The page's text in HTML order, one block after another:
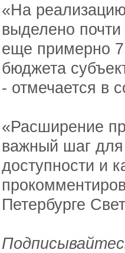
«На
выделено
еще примерно
бюджета
- отмечается в
«Расширение
важный шаг для
доступности и
Петербурге